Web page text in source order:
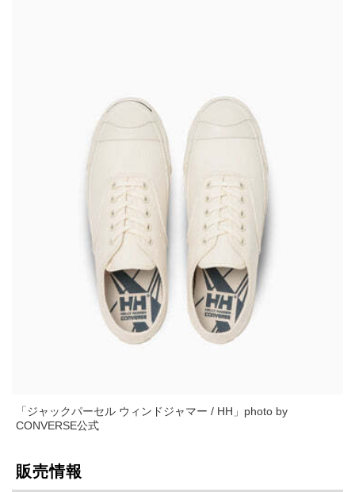
「ジャックパーセル ウィンドジャマー / HH」photo by
CONVERSE公式
販売情報